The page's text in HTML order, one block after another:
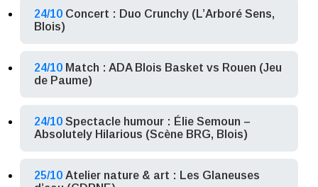
24/10 Concert : Duo Crunchy (L’Arboré Sens,
Blois)
24/10 Match : ADA Blois Basket vs Rouen (Jeu
de Paume)
24/10 Spectacle humour : Élie Semoun –
Absolutely Hilarious (Scène BRG, Blois)
25/10 Atelier nature & art : Les Glaneuses